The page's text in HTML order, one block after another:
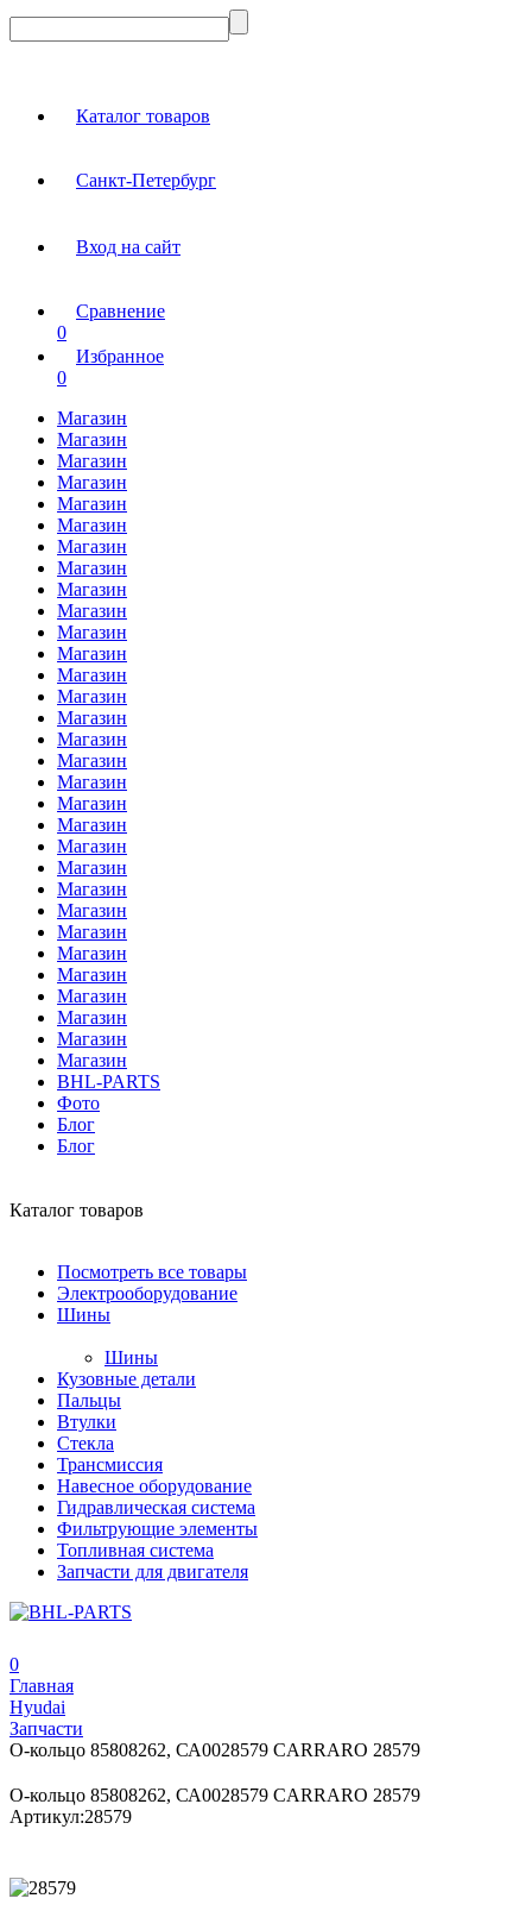
Каталог товаров
Санкт-Петербург
Вход на сайт
Сравнение
0
Избранное
0
Магазин
Магазин
Магазин
Магазин
Магазин
Магазин
Магазин
Магазин
Магазин
Магазин
Магазин
Магазин
Магазин
Магазин
Магазин
Магазин
Магазин
Магазин
Магазин
Магазин
Магазин
Магазин
Магазин
Магазин
Магазин
Магазин
Магазин
Магазин
Магазин
Магазин
Магазин
BHL-PARTS
Фото
Блог
Блог
Каталог товаров
Посмотреть все товары
Электрооборудование
Шины
Шины
Кузовные детали
Пальцы
Втулки
Стекла
Трансмиссия
Навесное оборудование
Гидравлическая система
Фильтрующие элементы
Топливная система
Запчасти для двигателя
0
Главная
Hyudai
Запчасти
О-кольцо 85808262, СА0028579 CARRARO 28579
О-кольцо 85808262, СА0028579 CARRARO 28579
Артикул:28579